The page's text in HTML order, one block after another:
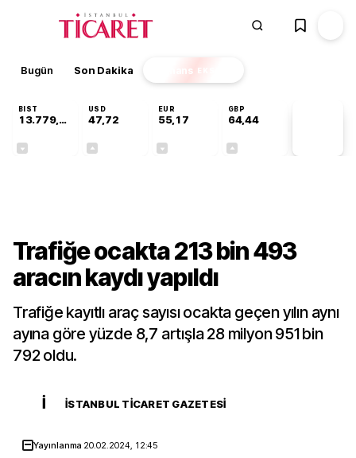
Bugün Son Dakika Finans EKSTRA
BIST
13.779,39
USD
47,72
EUR
55,17
GBP
64,44
Trafiğe ocakta 213 bin 493
aracın kaydı yapıldı
Trafiğe kayıtlı araç sayısı ocakta geçen yılın aynı
ayına göre yüzde 8,7 artışla 28 milyon 951 bin
792 oldu.
İ İSTANBUL TICARET GAZETESI
Yayınlanma 20.02.2024, 12:45